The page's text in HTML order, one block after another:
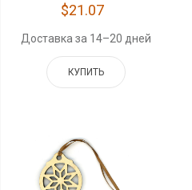
$21.07
Доставка за 14–20 дней
КУПИТЬ